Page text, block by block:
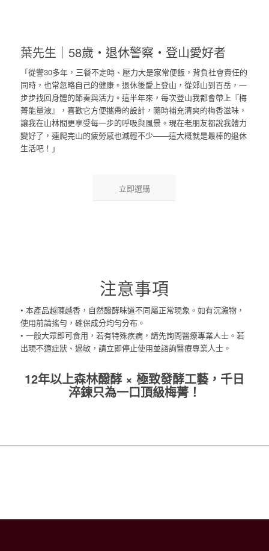
葉先生｜58歲・退休警察・登山愛好者
「從警30多年，三餐不定時、壓力大是家常便飯，背負社會責任的
同時，也常忽略自己的健康。退休後愛上登山，從郊山到百岳，一
步步找回身體的節奏與活力。這半年來，每次登山我都會帶上『梅
菁能量液』，喜歡它方便攜帶的設計，隨時補充清爽的梅香滋味，
讓我在山林間更享受每一步的呼吸與風景。現在老朋友都說我體力
變好了，連爬完山的疲勞感也減輕不少——這大概就是最棒的退休
生活吧！」
立即選購
注意事項
• 本產品越陳越香，自然醱酵味道不同屬正常現象。如有沉澱物，
使用前請搖勻，確保成分均勻分布。
• 一般大眾即可食用，若有特殊疾病，請先詢問醫療專業人士。若
出現不適症狀、過敏，請立即停止使用並諮詢醫療專業人士。
12年以上森林醱酵 × 極致發酵工藝，千日
淬鍊只為一口頂級梅菁！